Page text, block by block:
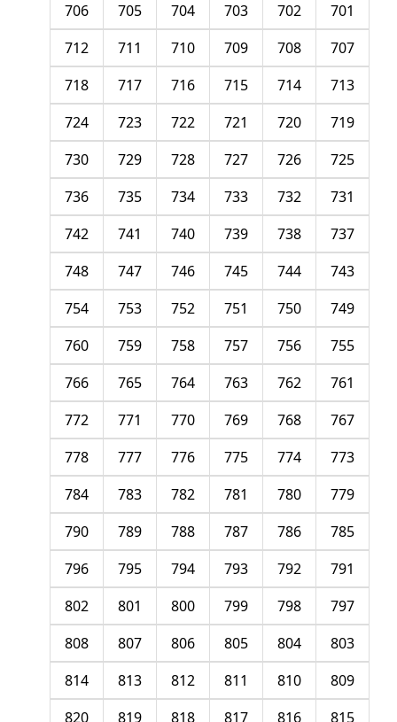
701
702
703
704
705
706
707
708
709
710
711
712
713
714
715
716
717
718
719
720
721
722
723
724
725
726
727
728
729
730
731
732
733
734
735
736
737
738
739
740
741
742
743
744
745
746
747
748
749
750
751
752
753
754
755
756
757
758
759
760
761
762
763
764
765
766
767
768
769
770
771
772
773
774
775
776
777
778
779
780
781
782
783
784
785
786
787
788
789
790
791
792
793
794
795
796
797
798
799
800
801
802
803
804
805
806
807
808
809
810
811
812
813
814
815
816
817
818
819
820